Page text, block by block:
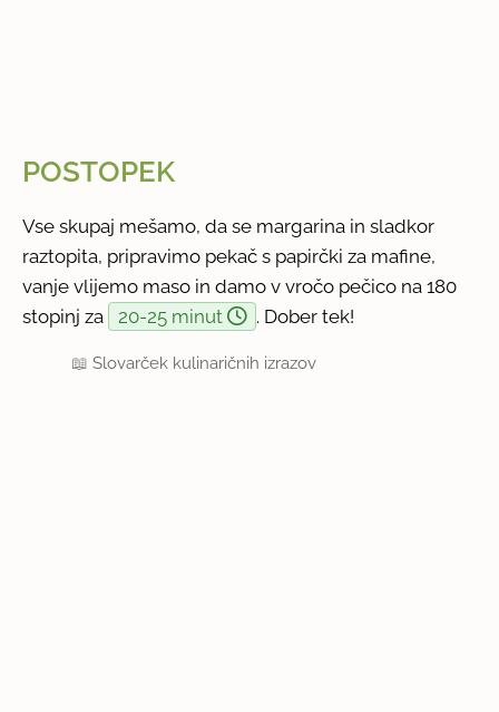
POSTOPEK
Vse skupaj mešamo, da se margarina in sladkor
raztopita, pripravimo pekač s papirčki za mafine,
vanje vlijemo maso in damo v vročo pečico na 180
stopinj za
20-25 minut . Dober tek!
📖Slovarček kulinaričnih izrazov